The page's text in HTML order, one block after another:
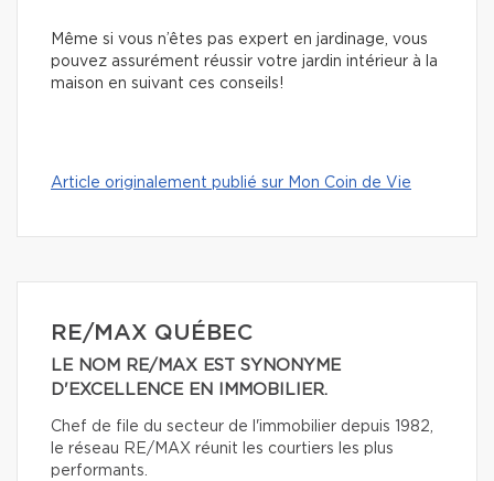
Même si vous n’êtes pas expert en jardinage, vous
pouvez assurément réussir votre jardin intérieur à la
maison en suivant ces conseils!
Article originalement publié sur Mon Coin de Vie
RE/MAX QUÉBEC
LE NOM RE/MAX EST SYNONYME
D'EXCELLENCE EN IMMOBILIER.
Chef de file du secteur de l'immobilier depuis 1982,
le réseau RE/MAX réunit les courtiers les plus
performants.